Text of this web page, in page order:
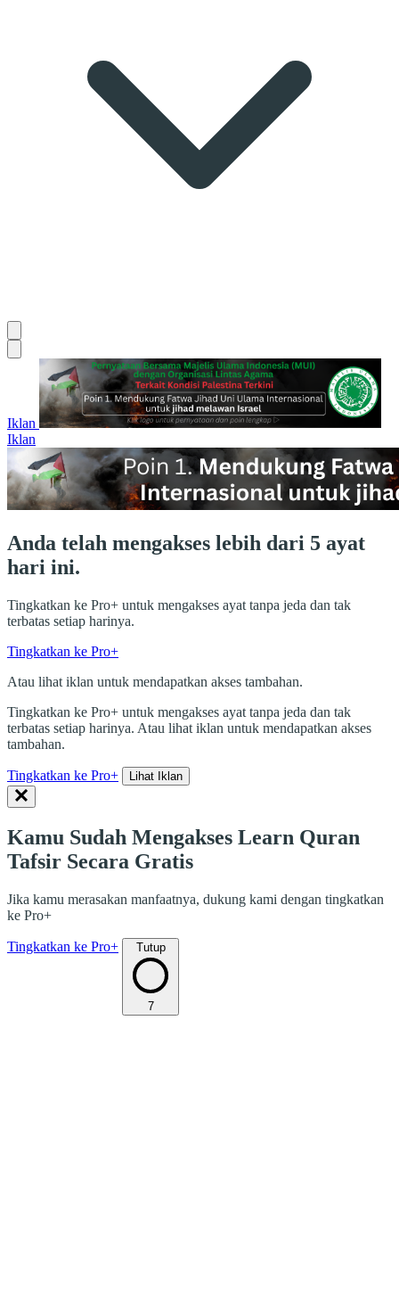
Iklan
Iklan
Anda telah mengakses lebih dari 5 ayat
hari ini.
Tingkatkan ke Pro+ untuk mengakses ayat tanpa jeda dan tak
terbatas setiap harinya.
Tingkatkan ke Pro+
Atau lihat iklan untuk mendapatkan akses tambahan.
Tingkatkan ke Pro+ untuk mengakses ayat tanpa jeda dan tak
terbatas setiap harinya. Atau lihat iklan untuk mendapatkan akses
tambahan.
Tingkatkan ke Pro+ Lihat Iklan
Kamu Sudah Mengakses Learn Quran
Tafsir Secara Gratis
Jika kamu merasakan manfaatnya, dukung kami dengan tingkatkan
ke Pro+
Tingkatkan ke Pro+ Tutup
7